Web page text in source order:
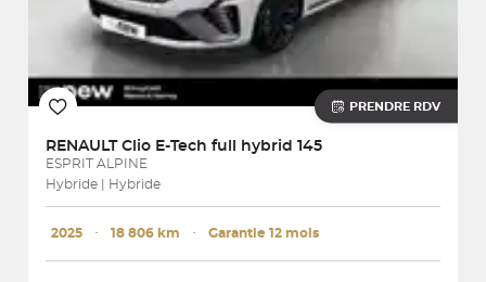
PRENDRE RDV
RENAULT Clio E-Tech full hybrid 145
ESPRIT ALPINE
Hybride | Hybride
2025 ･ 18 806 km ･ Garantie 12 mois